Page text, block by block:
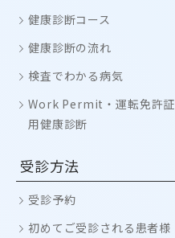
健康診断コース
健康診断の流れ
検査でわかる病気
Work Permit・運転免許証
用健康診断
受診方法
受診予約
初めてご受診される患者様